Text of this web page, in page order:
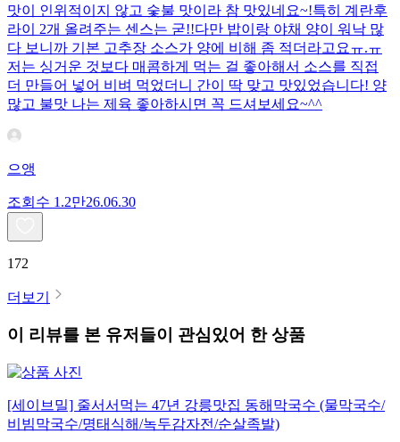
맛이 인위적이지 않고 숯불 맛이라 참 맛있네요~!특히 계란후
라이 2개 올려주는 센스는 굳!! ​다만 밥이랑 야채 양이 워낙 많
다 보니까 기본 고추장 소스가 양에 비해 좀 적더라고요ㅠ.ㅠ
저는 싱거운 것보다 매콤하게 먹는 걸 좋아해서 소스를 직접
더 만들어 넣어 비벼 먹었더니 간이 딱 맞고 맛있었습니다! 양
많고 불맛 나는 제육 좋아하시면 꼭 드셔보세요~^^
으앵
조회수 1.2만26.06.30
172
더보기
이 리뷰를 본 유저들이 관심있어 한 상품
[세이브밀] 줄서서먹는 47년 강릉맛집 동해막국수 (물막국수/
비빔막국수/명태식해/녹두감자전/순살족발)